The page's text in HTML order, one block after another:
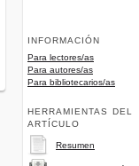
INFORMACIÓN
Para lectores/as
Para autores/as
Para bibliotecarios/as
HERRAMIENTAS DEL
ARTÍCULO
Resumen